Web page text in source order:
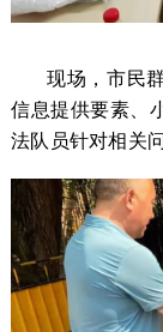
现场，市民
信息提供要素、
法队员针对相关